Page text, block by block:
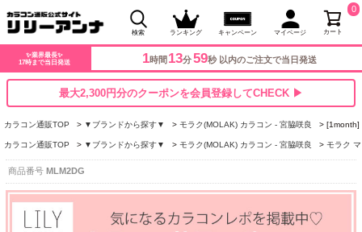
検索 ランキング キャンペーン マイページ カート
0
✨業界最長✨
17時まで当日発送
1時間 13分58秒 以内のご注文で当日発送
最大2,300円分のクーポンを会員登録してCHECK ▶
カラコン通販TOP ▼ブランドから探す▼ モラク(MOLAK) カラコン - 宮脇咲良 [1month]
カラコン通販TOP ▼ブランドから探す▼ モラク(MOLAK) カラコン - 宮脇咲良 モラク
商品番号 MLM2DG